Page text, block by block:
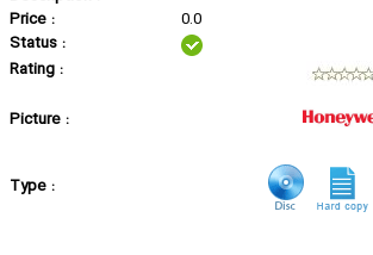
Price :
0.0
Status :
Rating :
Picture :
Type :